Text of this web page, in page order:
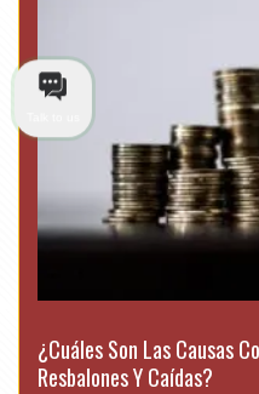
¿Cuáles Son Las Causas
Resbalones Y Caídas?